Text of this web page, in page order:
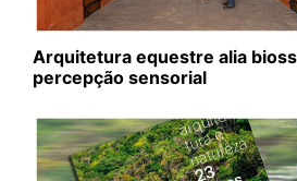
Arquitetura equestre alia
percepção sensorial